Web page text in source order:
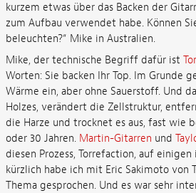
kurzem etwas über das Backen der
zum Aufbau verwendet habe. Können
beleuchten?“ Mike in Australien.
Mike, der technische Begriff dafür ist
Worten: Sie backen Ihr Top. Im Grunde
Wärme ein, aber ohne Sauerstoff. Und
Holzes, verändert die Zellstruktur,
die Harze und trocknet es aus, fast wie
oder 30 Jahren. Martin-Gitarren und
diesen Prozess, Torrefaction, auf
kürzlich habe ich mit Eric Sakimoto von
Thema gesprochen. Und es war sehr